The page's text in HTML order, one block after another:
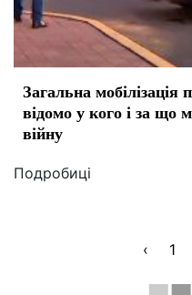
Загальна
відомо у кого і за
війну
Подробиці
‹ 1